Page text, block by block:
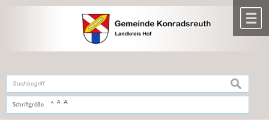
,zur Navigationoderzur Startseitespringen.
Schriftgröße A A A
suchen